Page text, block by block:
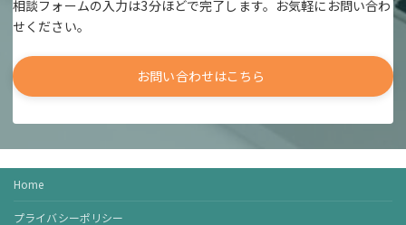
相談フォームの入力は3分ほどで完了します。お気軽にお問い合わ
せください。
お問い合わせはこちら
Home
プライバシーポリシー